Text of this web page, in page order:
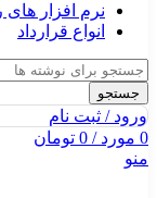
نرم افزار
انواع قرارداد
جستجو
ورود / ثبت نام
0 مورد/
0 تومان
منو